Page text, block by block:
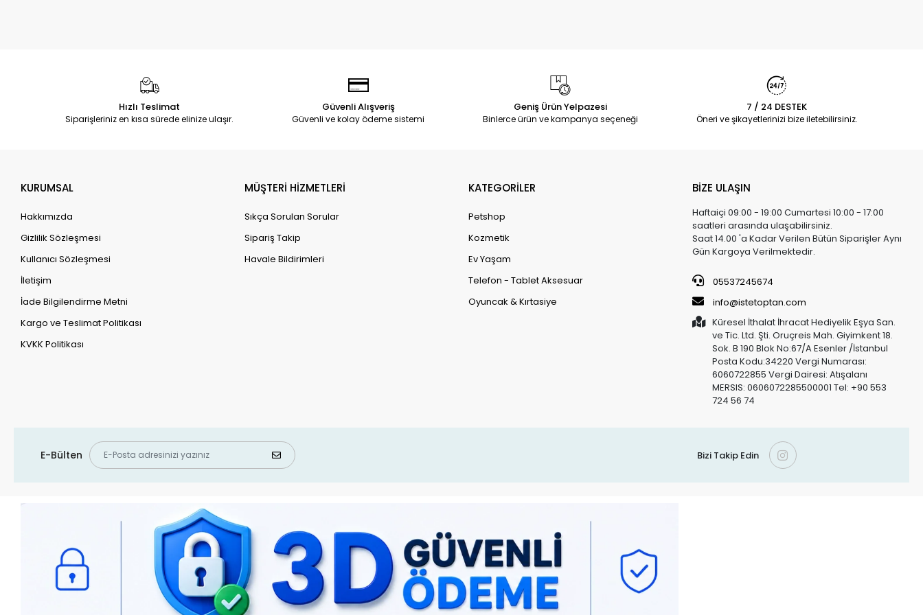
Hızlı Teslimat
Siparişleriniz en kısa sürede elinize ulaşır.
Güvenli Alışveriş
Güvenli ve kolay ödeme sistemi
Geniş Ürün Yelpazesi
Binlerce ürün ve kampanya seçeneği
7 / 24 DESTEK
Öneri ve şikayetlerinizi bize iletebilirsiniz.
KURUMSAL
Hakkımızda
Gizlilik Sözleşmesi
Kullanıcı Sözleşmesi
İletişim
İade Bilgilendirme Metni
Kargo ve Teslimat Politikası
KVKK Politikası
MÜŞTERİ HİZMETLERİ
Sıkça Sorulan Sorular
Sipariş Takip
Havale Bildirimleri
KATEGORİLER
Petshop
Kozmetik
Ev Yaşam
Telefon - Tablet Aksesuar
Oyuncak & Kırtasiye
BİZE ULAŞIN
Haftaiçi 09:00 - 19:00 Cumartesi 10:00 - 17:00
saatleri arasında ulaşabilirsiniz.
Saat 14.00 'a Kadar Verilen Bütün Siparişler Aynı
Gün Kargoya Verilmektedir.
05537245674
info@istetoptan.com
Küresel İthalat İhracat Hediyelik Eşya San.
ve Tic. Ltd. Şti. Oruçreis Mah. Giyimkent 18.
Sok. B 190 Blok No:67/A Esenler /İstanbul
Posta Kodu:34220 Vergi Numarası:
6060722855 Vergi Dairesi: Atışalanı
MERSIS: 0606072285500001 Tel: +90 553
724 56 74
E-Bülten Bizi Takip Edin